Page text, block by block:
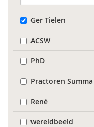
Ger Tielen
ACSW
PhD
Practoren
René
wereldbeeld